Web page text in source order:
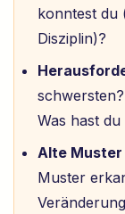
konntest du
Disziplin)?
Was hast
Alte Muster
Muster